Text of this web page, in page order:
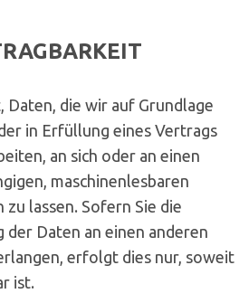
Daten, die wir auf Grundlage
in Erfüllung eines Vertrags
an sich oder an einen
maschinenlesbaren
zu lassen. Sofern Sie die
Daten an einen anderen
erfolgt dies nur, soweit
ist.